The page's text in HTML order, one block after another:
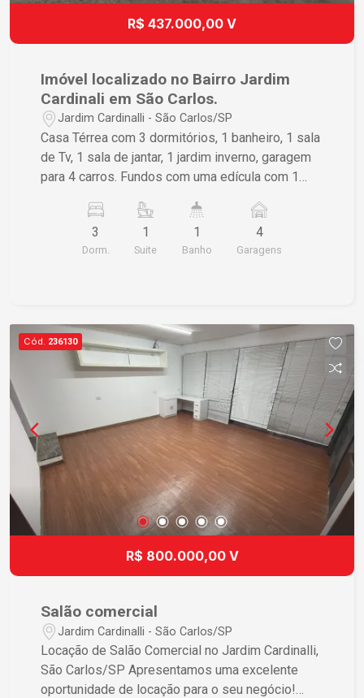
R$ 437.000,00 V
Imóvel localizado no Bairro Jardim
Cardinali em São Carlos.
Jardim Cardinalli - São Carlos/SP
Casa Térrea com 3 dormitórios, 1 banheiro, 1 sala
de Tv, 1 sala de jantar, 1 jardim inverno, garagem
para 4 carros. Fundos com uma edícula com 1
Quintal entre a casa e a edícula com corredor de
uma lado da casa mais um espaço na frente.
Casa falta reboque, tudo em tijolinho batovi,
3
Dorm.
1
Suite
1
Banho
4
Garagens
Cód. 236130
R$ 800.000,00 V
Salão comercial
Jardim Cardinalli - São Carlos/SP
Locação de Salão Comercial no Jardim Cardinalli,
São Carlos/SP Apresentamos uma excelente
oportunidade de locação para o seu negócio!